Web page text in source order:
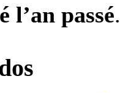
l’an passé.